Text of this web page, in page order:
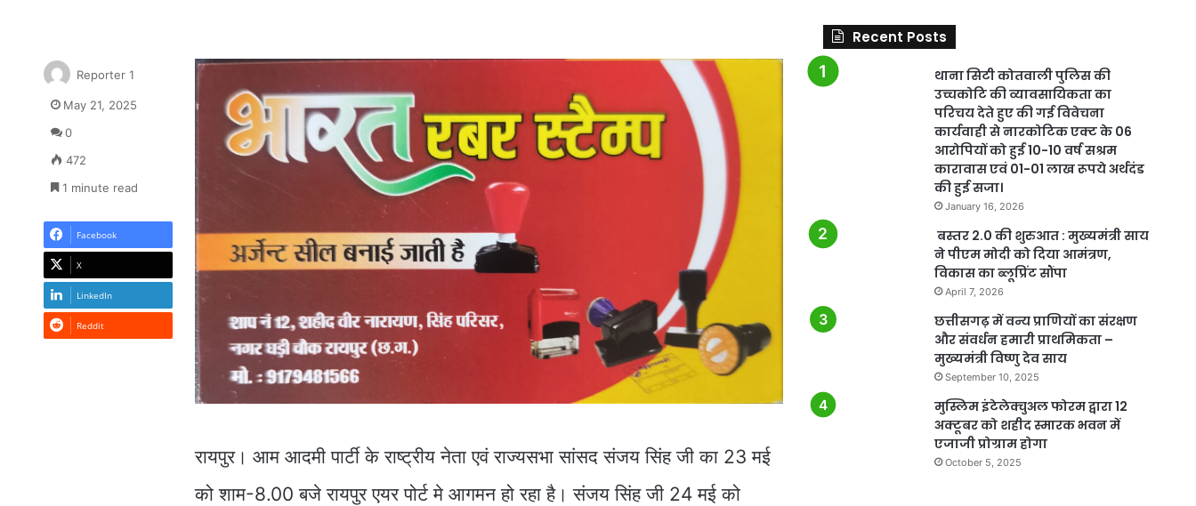
रायपुर। आम आदमी पार्टी के राष्ट्रीय नेता एवं राज्यसभा सांसद संजय सिंह जी का 23 मई
को शाम-8.00 बजे रायपुर एयर पोर्ट मे आगमन हो रहा है। संजय सिंह जी 24 मई को
Reporter 1
May 21, 2025
0
472
1 minute read
Facebook
X
LinkedIn
Reddit
Recent Posts
थाना सिटी कोतवाली पुलिस की
उच्चकोटि की व्यावसायिकता का
परिचय देते हुए की गई विवेचना
कार्यवाही से नारकोटिक एक्ट के 06
आरोपियों को हुई 10-10 वर्ष सश्रम
कारावास एवं 01-01 लाख रूपये अर्थदंड
की हुई सजा।
January 16, 2026
बस्तर 2.0 की शुरुआत : मुख्यमंत्री साय
ने पीएम मोदी को दिया आमंत्रण,
विकास का ब्लूप्रिंट सौंपा
April 7, 2026
छत्तीसगढ़ में वन्य प्राणियों का संरक्षण
और संवर्धन हमारी प्राथमिकता –
मुख्यमंत्री विष्णु देव साय
September 10, 2025
मुस्लिम इंटेलेक्चुअल फोरम द्वारा 12
अक्टूबर को शहीद स्मारक भवन में
एजाजी प्रोग्राम होगा
October 5, 2025